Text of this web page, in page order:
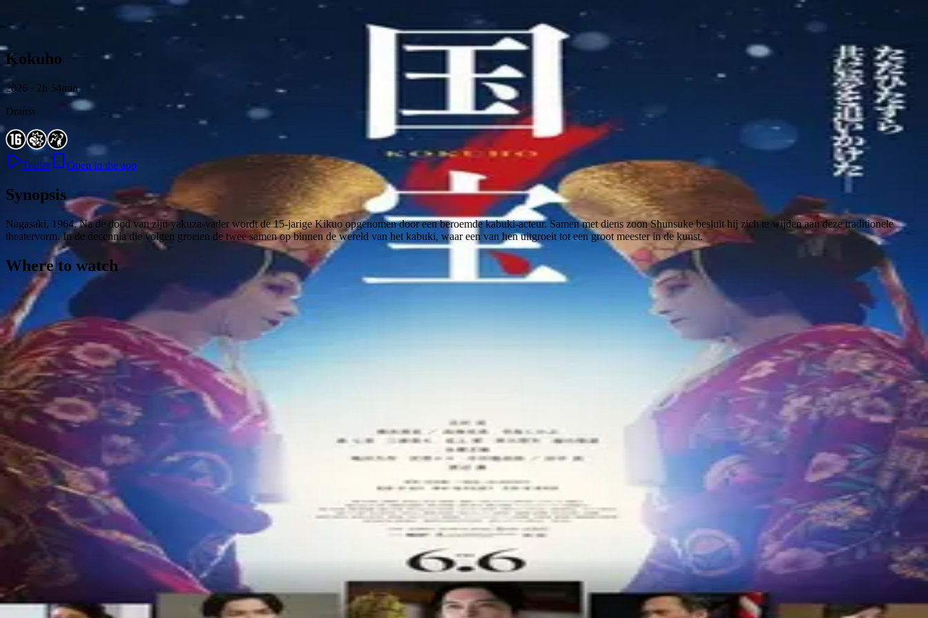
Skip to content
Kokuho
2026 · 2h 54min
Drama
Trailer Open in the app
Synopsis
Nagasaki, 1964. Na de dood van zijn yakuza-vader wordt de 15-jarige Kikuo opgenomen door een beroemde kabuki-acteur. Samen met diens zoon Shunsuke besluit hij zich te wijden aan deze traditionele
theatervorm. In de decennia die volgen groeien de twee samen op binnen de wereld van het kabuki, waar een van hen uitgroeit tot een groot meester in de kunst.
Where to watch
ContactFeedbackPrivacy
©2026 Byoscoop·a product of Boydroid B.V.